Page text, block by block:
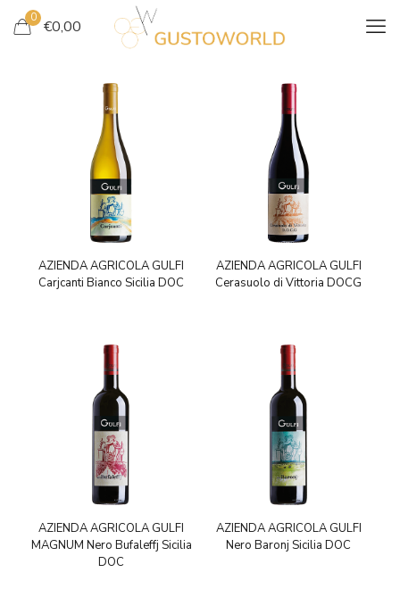
0 €0,00
AZIENDA AGRICOLA GULFI
Carjcanti Bianco Sicilia DOC
AZIENDA AGRICOLA GULFI
Cerasuolo di Vittoria DOCG
AZIENDA AGRICOLA GULFI
MAGNUM Nero Bufaleffj Sicilia
DOC
AZIENDA AGRICOLA GULFI
Nero Baronj Sicilia DOC